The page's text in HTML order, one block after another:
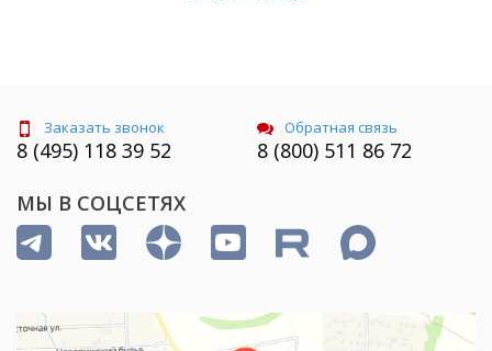
Заказать звонок
8 (495) 118 39 52
Обратная связь
8 (800) 511 86 72
МЫ В СОЦСЕТЯХ